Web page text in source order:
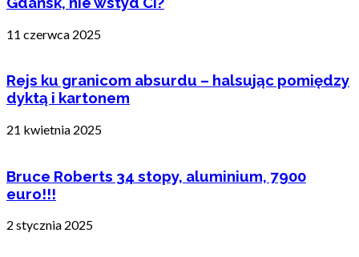
11 czerwca 2025
Rejs ku granicom absurdu – halsując pomiędzy
dyktą i kartonem
21 kwietnia 2025
Bruce Roberts 34 stopy, aluminium, 7900
euro!!!
2 stycznia 2025